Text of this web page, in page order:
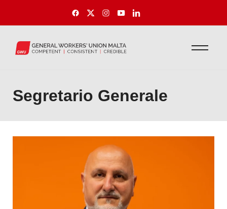
Segretario Generale